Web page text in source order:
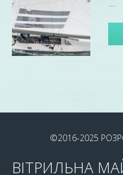
©2016-2025
ВІТРИЛЬНА